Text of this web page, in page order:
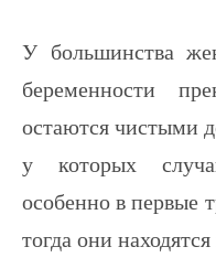
У большинства
беременности
остаются чистыми
у которых
особенно в первые
тогда они